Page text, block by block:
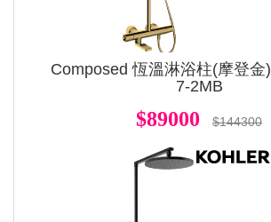
Composed 恆溫淋浴柱(摩登金
7-2MB
$89000 $144300